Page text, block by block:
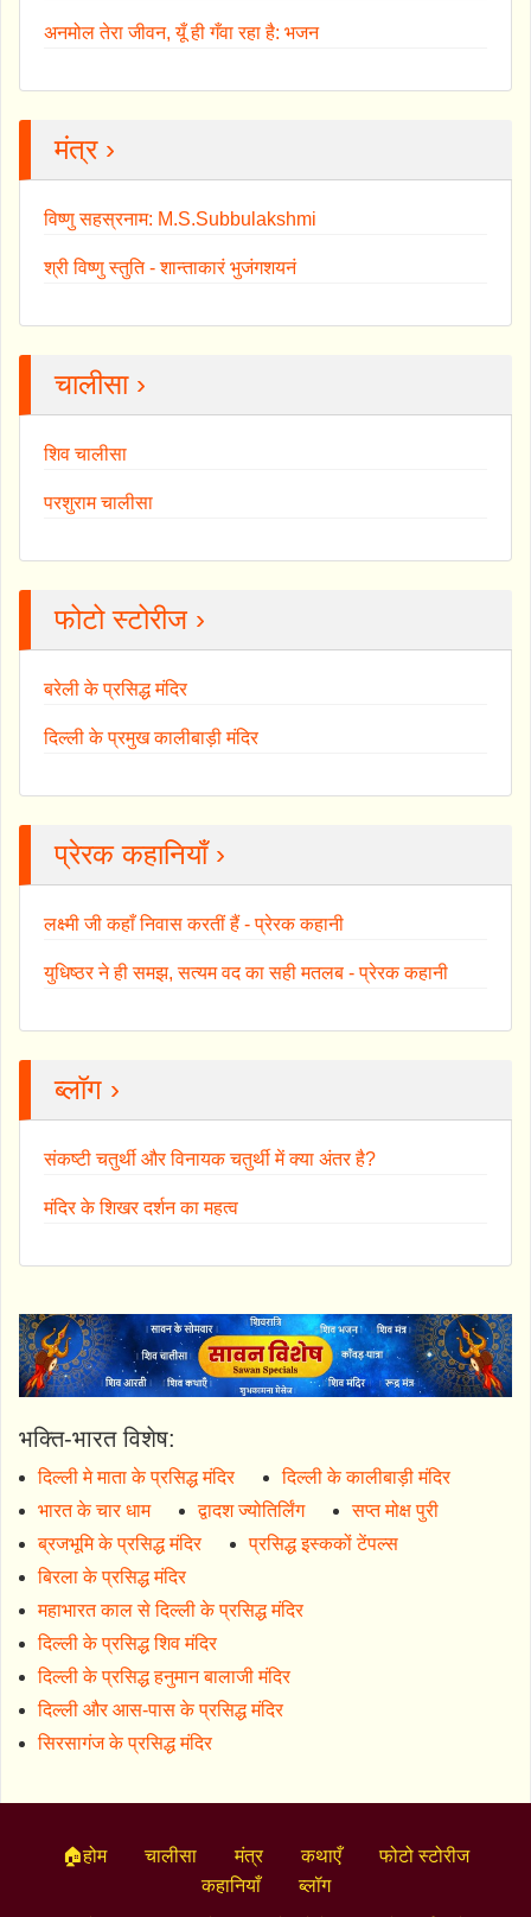
अनमोल तेरा जीवन, यूँ ही गँवा रहा है: भजन
मंत्र ›
विष्णु सहस्रनाम: M.S.Subbulakshmi
श्री विष्णु स्तुति - शान्ताकारं भुजंगशयनं
चालीसा ›
शिव चालीसा
परशुराम चालीसा
फोटो स्टोरीज ›
बरेली के प्रसिद्ध मंदिर
दिल्ली के प्रमुख कालीबाड़ी मंदिर
प्रेरक कहानियाँ ›
लक्ष्मी जी कहाँ निवास करतीं हैं - प्रेरक कहानी
युधिष्ठर ने ही समझ, सत्यम वद का सही मतलब - प्रेरक कहानी
ब्लॉग ›
संकष्टी चतुर्थी और विनायक चतुर्थी में क्या अंतर है?
मंदिर के शिखर दर्शन का महत्व
भक्ति-भारत विशेष:
दिल्ली मे माता के प्रसिद्ध मंदिर
दिल्ली के कालीबाड़ी मंदिर
भारत के चार धाम
द्वादश ज्योतिर्लिंग
सप्त मोक्ष पुरी
ब्रजभूमि के प्रसिद्ध मंदिर
प्रसिद्ध इस्ककों टेंपल्स
बिरला के प्रसिद्ध मंदिर
महाभारत काल से दिल्ली के प्रसिद्ध मंदिर
दिल्ली के प्रसिद्ध शिव मंदिर
दिल्ली के प्रसिद्ध हनुमान बालाजी मंदिर
दिल्ली और आस-पास के प्रसिद्ध मंदिर
सिरसागंज के प्रसिद्ध मंदिर
🏠होम चालीसा मंत्र कथाएँ
फोटो स्टोरीज
कहानियाँ
ब्लॉग